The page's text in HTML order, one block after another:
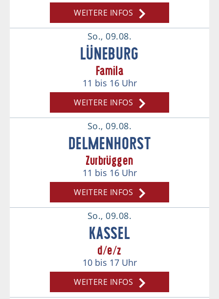
WEITERE INFOS
So., 09.08.
LÜNEBURG
Famila
11 bis 16Uhr
WEITERE INFOS
So., 09.08.
DELMENHORST
Zurbrüggen
11 bis 16Uhr
WEITERE INFOS
So., 09.08.
KASSEL
d/e/z
10bis 17Uhr
WEITERE INFOS